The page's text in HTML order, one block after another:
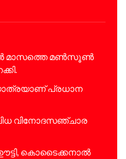
മാസത്തെ മൺസൂൺ
പ്രധാന
വിനോദസഞ്ചാര
കൊടൈക്കനാൽ